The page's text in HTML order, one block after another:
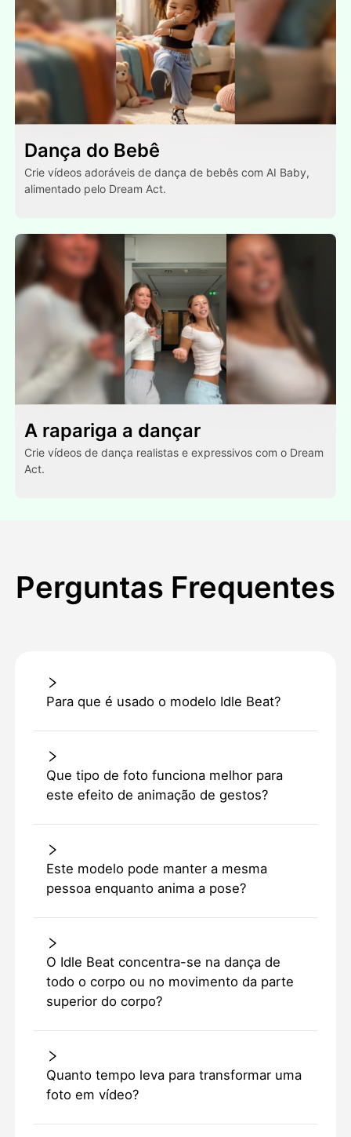
Dança do Bebê
Crie vídeos adoráveis de dança de bebês com AI Baby,
alimentado pelo Dream Act.
A rapariga a dançar
Crie vídeos de dança realistas e expressivos com o Dream
Act.
Perguntas Frequentes
Para que é usado o modelo Idle Beat?
Que tipo de foto funciona melhor para
este efeito de animação de gestos?
Este modelo pode manter a mesma
pessoa enquanto anima a pose?
O Idle Beat concentra-se na dança de
todo o corpo ou no movimento da parte
superior do corpo?
Quanto tempo leva para transformar uma
foto em vídeo?